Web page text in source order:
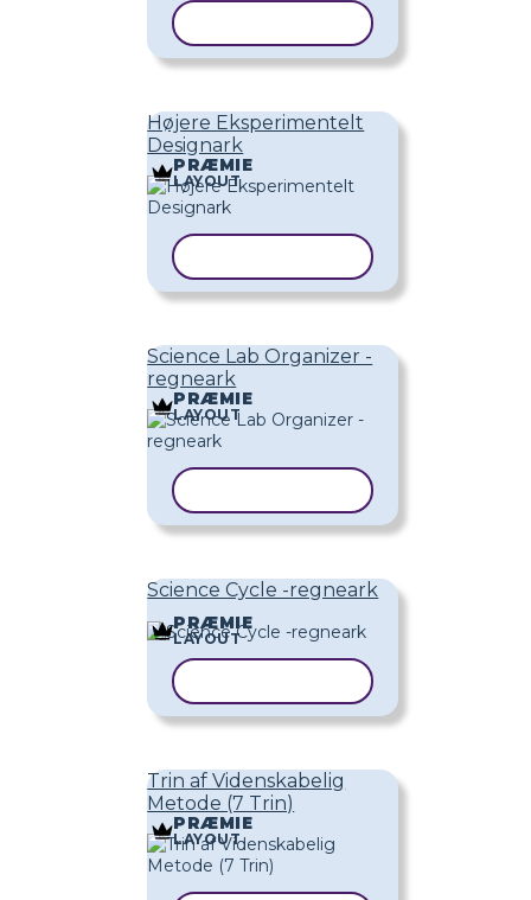
Højere Eksperimentelt
Designark
PRÆMIE
LAYOUT
Science Lab Organizer -
regneark
PRÆMIE
LAYOUT
Science Cycle -regneark
PRÆMIE
LAYOUT
Trin af Videnskabelig
Metode (7 Trin)
PRÆMIE
LAYOUT